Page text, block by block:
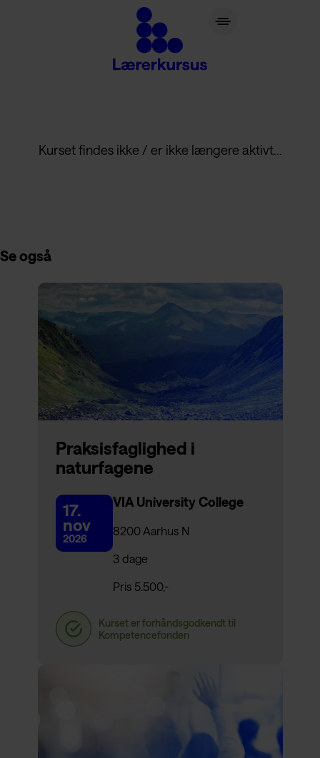
Kurset findes ikke / er ikke længere aktivt...
Se også
Praksisfaglighed i
naturfagene
17.
nov
2026
VIA University College
8200 Aarhus N
3 dage
Pris 5.500,-